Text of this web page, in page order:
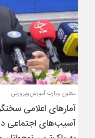
معاون وزارت آموزش‌وپرورش:
آمارهای اعلامی
آسیب‌های اجتماعی